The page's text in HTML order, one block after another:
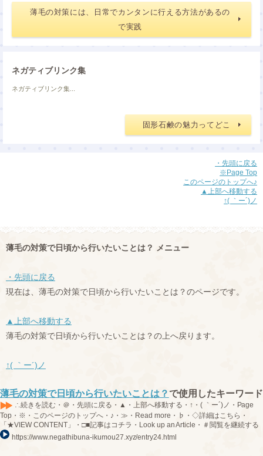
薄毛の対策には、日常でカンタンに行える方法があるの
で実践
ネガティブリンク集
ネガティブリンク集...
固形石鹸の魅力ってどこ
・先頭に戻る
※Page Top
このページのトップへ♪
▲上部へ移動する
↑( ｀ー´)ノ
薄毛の対策で日頃から行いたいことは？ メニュー
・先頭に戻る
現在は、薄毛の対策で日頃から行いたいことは？のページです。
▲上部へ移動する
薄毛の対策で日頃から行いたいことは？の上へ戻ります。
↑( ｀ー´)ノ
薄毛の対策で日頃から行いたいことは？で使用したキーワード
∴続きを読む・＠・先頭に戻る・▲・上部へ移動する・↑・( ｀ー´)ノ・Page
Top・※・このページのトップへ・♪・≫・Read more・♭・◇詳細はこちら・
「★VIEW CONTENT」・□■記事はコチラ・Look up an Article・＃閲覧を継続する
https://www.negathibuna-ikumou27.xyz/entry24.html